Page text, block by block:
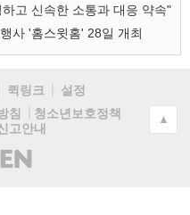
고 신속한 소통과 대응 약속"
사 '홈스윗홈' 28일 개최
퀵링크
설정
침
청소년보호정책
고안내
)
▲